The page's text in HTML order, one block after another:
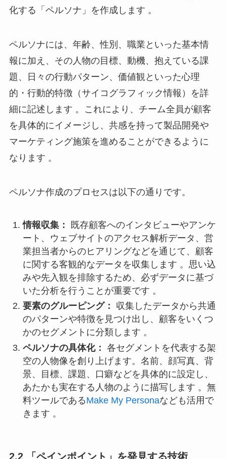
化する「ペルソナ」を作成します 。
ペルソナには、年齢、性別、職業といった基本情
報に加え、その人物の目標、動機、抱えている課
題、日々の行動パターン、価値観といった心理
的・行動的特徴（サイコグラフィック情報）を詳
細に記述します 。これにより、チーム全員が顧客
を具体的にイメージし、共感を持って製品開発や
マーケティング施策を進めることができるように
なります 。
ペルソナ作成のプロセスは以下の通りです。
情報収集：
既存顧客へのインタビューやアンケ
ート、ウェブサイトのアクセス解析データ、営
業担当者からのヒアリングなどを通じて、顧客
に関する客観的なデータを収集します 。思い込
みや先入観を排除するため、必ずデータに基づ
いた分析を行うことが重要です 。
要素のグルーピング：
収集したデータから共通
のパターンや特徴を見つけ出し、顧客をいくつ
かのセグメントに分類します 。
ペルソナの具体化： 各セグメントを代表する架
空の人物像を創り上げます。名前、顔写真、背
景、目標、課題、口癖などを具体的に設定し、
あたかも実在する人物のように描写します 。無
料ツールであるMake My Personaなども活用で
きます 。
2.2 「ペインポイント」を発見する技術